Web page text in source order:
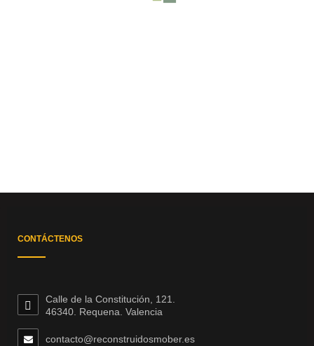
CONTÁCTENOS
Calle de la Constitución, 121.
46340. Requena. Valencia
contacto@reconstruidosmober.es